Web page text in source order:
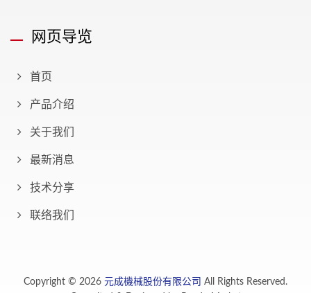
网页导览
首页
产品介绍
关于我们
最新消息
技术分享
联络我们
Copyright © 2026 元成機械股份有限公司 All Rights Reserved.